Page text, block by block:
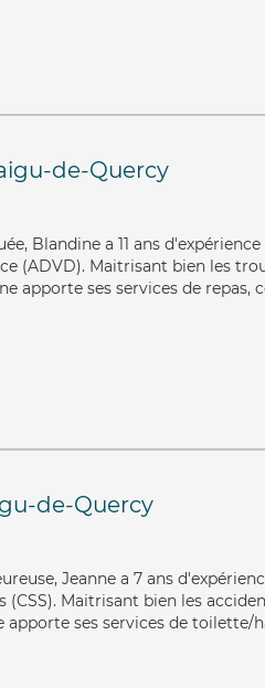
de-Quercy
Blandine a 11 ans
(ADVD). Maitrisant bien les
apporte ses services de repas,
de-Quercy
Jeanne a 7 ans
(CSS). Maitrisant bien les
apporte ses services de toilette/